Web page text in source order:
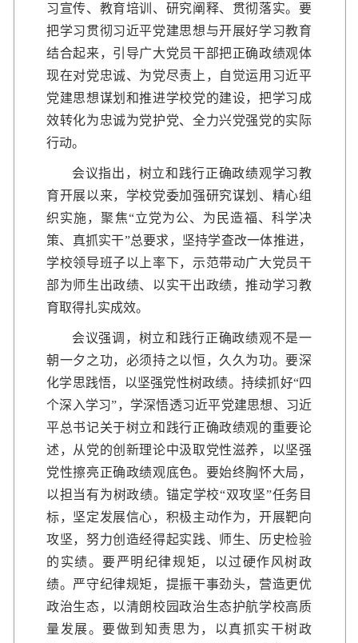
习宣传、教育培训、研究阐释、贯彻落实。要
把学习贯彻习近平党建思想与开展好学习教育
结合起来，引导广大党员干部把正确政绩观体
现在对党忠诚、为党尽责上，自觉运用习近平
党建思想谋划和推进学校党的建设，把学习成
效转化为忠诚为党护党、全力兴党强党的实际
行动。
会议指出，树立和践行正确政绩观学习教
育开展以来，学校党委加强研究谋划、精心组
织实施，聚焦“立党为公、为民造福、科学决
策、真抓实干”总要求，坚持学查改一体推进，
学校领导班子以上率下，示范带动广大党员干
部为师生出政绩、以实干出政绩，推动学习教
育取得扎实成效。
会议强调，树立和践行正确政绩观不是一
朝一夕之功，必须持之以恒，久久为功。要深
化学思践悟，以坚强党性树政绩。持续抓好“四
个深入学习”，学深悟透习近平党建思想、习近
平总书记关于树立和践行正确政绩观的重要论
述，从党的创新理论中汲取党性滋养，以坚强
党性擦亮正确政绩观底色。要始终胸怀大局，
以担当有为树政绩。锚定学校“双攻坚”任务目
标，坚定发展信心，积极主动作为，开展靶向
攻坚，努力创造经得起实践、师生、历史检验
的实绩。要严明纪律规矩，以过硬作风树政
绩。严守纪律规矩，提振干事劲头，营造更优
政治生态，以清朗校园政治生态护航学校高质
量发展。要做到知责思为，以真抓实干树政